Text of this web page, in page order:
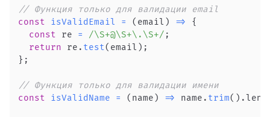
// Функция только для валидации email
const
isValidEmail = ( email ) =>
{
const re = /\S+@\S+\.\S+/ ;
return re . test( email ) ;
} ;
// Функция только для валидации имени
const
isValidName = ( name ) => name . trim( ) .